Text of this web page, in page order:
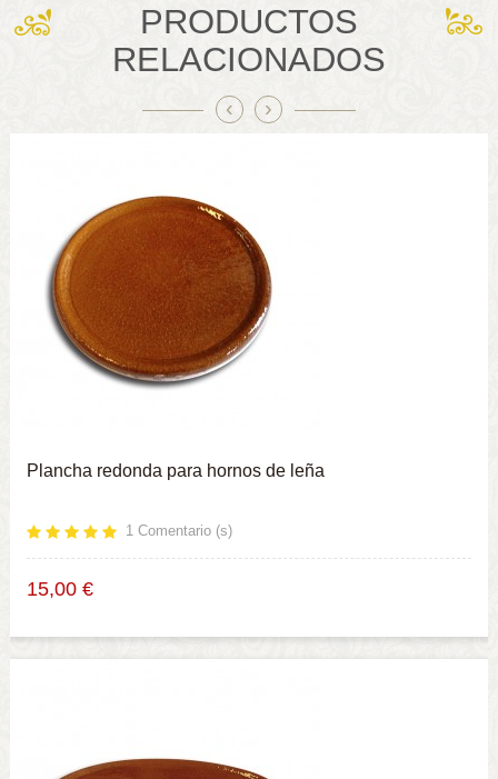
PRODUCTOS
RELACIONADOS
‹ ›
Plancha redonda para hornos de leña
1 Comentario (s)
15,00 €